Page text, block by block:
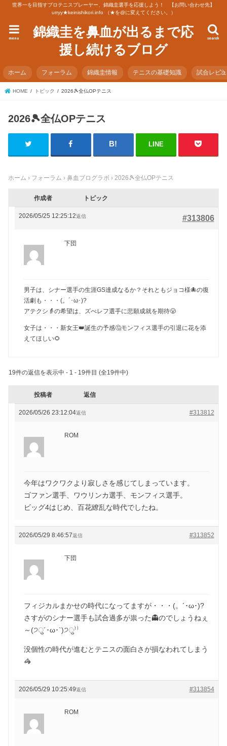
世界一を目指すプロテニスプレーヤー、錦織圭選手を応援しよう！ 【お問い合わせ先】
urryy★keinishikori.info （★を@に変えてください。）
錦織圭を鼻血が出るまで応
援し続けるブログ
search
menu
ホーム フォーラム 錦織圭情報 テニスの基礎知識 試合レビ
HOME トピック 2026🎾全仏OPテニス
2026🎾全仏OPテニス
LINE
ホーム › フォーラム › 鼻血ブログラボ › 2026🎾全仏OPテニス
作成者 トピック
2026/05/25 12:25:12 #313806
返信
下団
男子は、シナー選手の生涯GS達成なるか？それともジョコ様🐙の復
活劇も・・・(。´･ω･)?
アテクシ👵の希望は、ズべレフ選手に悲願成就を期待😤
女子は・・・新女王👑誕生の予感🤔モンフィス選手の引退に花を添
えてほしい🌻
19件の返信を表示中 - 1 - 19件目 (全19件中)
投稿者 返信
2026/05/26 23:12:04 #313812
返信
ROM
今年はワクワクより寂しさを感じてしまっています。
ゴファン選手、ワウリンカ選手、モンフィス選手。
ビッグ4はじめ、百花繚乱な時代でしたね。
2026/05/29 8:46:57 #313852
返信
下団
フィジカルまかせの時代になってますが・・・(。´･ω･)?
さすがのシナー選手も試合過多が祟った👻のでしょうねぇ
～(੭ु´･ω･`)੭ु⁾⁾
没個性の時代が進むとテニスの面白さが損なわれてしまう
🦓
2026/05/29 10:25:49 #313854
返信
ROM